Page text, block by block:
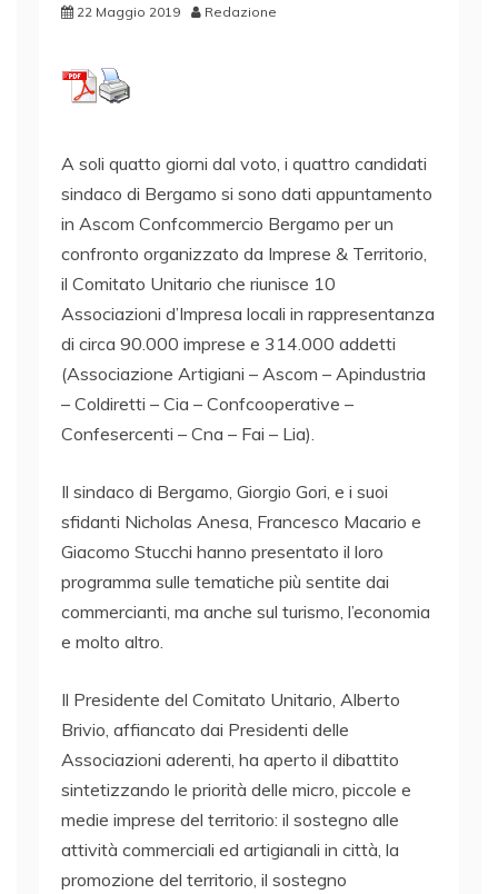
22 Maggio 2019 Redazione
A soli quatto giorni dal voto, i quattro candidati
sindaco di Bergamo si sono dati appuntamento
in Ascom Confcommercio Bergamo per un
confronto organizzato da Imprese & Territorio,
il Comitato Unitario che riunisce 10
Associazioni d’Impresa locali in rappresentanza
di circa 90.000 imprese e 314.000 addetti
(Associazione Artigiani – Ascom – Apindustria
– Coldiretti – Cia – Confcooperative –
Confesercenti – Cna – Fai – Lia).
Il sindaco di Bergamo, Giorgio Gori, e i suoi
sfidanti Nicholas Anesa, Francesco Macario e
Giacomo Stucchi hanno presentato il loro
programma sulle tematiche più sentite dai
commercianti, ma anche sul turismo, l’economia
e molto altro.
Il Presidente del Comitato Unitario, Alberto
Brivio, affiancato dai Presidenti delle
Associazioni aderenti, ha aperto il dibattito
sintetizzando le priorità delle micro, piccole e
medie imprese del territorio: il sostegno alle
attività commerciali ed artigianali in città, la
promozione del territorio, il sostegno